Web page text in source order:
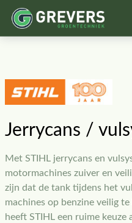
Jerrycans /
Met STIHL jerrycans en
motormachines zuiver en
zijn dat de tank tijdens het
machines op benzine veilig
heeft STIHL een ruime